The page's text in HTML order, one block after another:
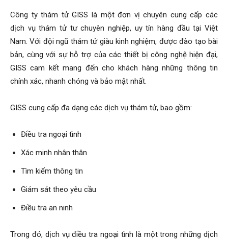
phong,
van
Công ty thám tử GISS là một đơn vị chuyên cung cấp các
dịch vụ thám tử tư chuyên nghiệp, uy tín hàng đầu tại Việt
Nam. Với đội ngũ thám tử giàu kinh nghiệm, được đào tạo bài
bản, cùng với sự hỗ trợ của các thiết bị công nghệ hiện đại,
GISS cam kết mang đến cho khách hàng những thông tin
chính xác, nhanh chóng và bảo mật nhất.
GISS cung cấp đa dạng các dịch vụ thám tử, bao gồm:
Điều tra ngoại tình
Xác minh nhân thân
Tìm kiếm thông tin
Giám sát theo yêu cầu
Điều tra an ninh
Trong đó, dịch vụ điều tra ngoại tình là một trong những dịch